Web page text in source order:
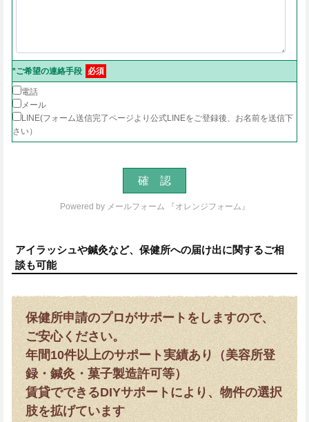
*ご希望の連絡手段 必須
電話
メール
LINE(フォーム送信完了ページより公式LINEをご登録後、お名前を送信下
さい）
Powered by メールフォーム 『オレンジフォーム』
アイラッシュや鍼灸など、保健所への届け出に関するご相
談も可能
保健所申請のプロがサポートをしますので、
ご安心ください。
年間10件以上のサポート実績あり（美容所登
録・鍼灸・菓子製造許可等）
賃貸でできるDIYサポートにより、物件の選択
肢を拡げています